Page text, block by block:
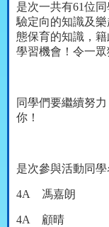
是次一共有61位
驗定向的知識及
態保育的知識，
學習機會！令一眾
同學們要繼續努
你！
是次參與活動同學
4A 馮嘉朗
4A 顧晴